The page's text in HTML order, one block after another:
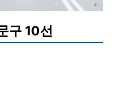
구 10선